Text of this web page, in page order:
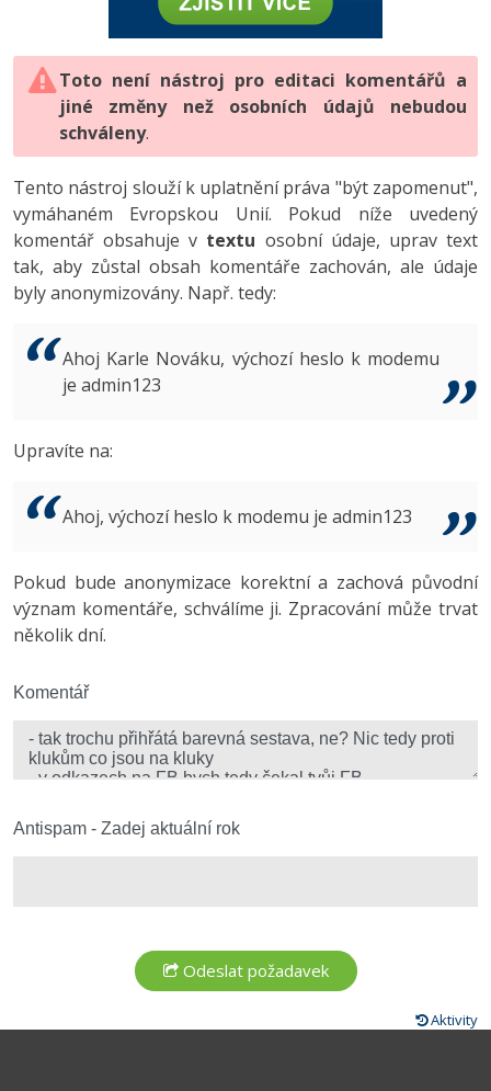
HTML5, CSS3, Bootstrap, SEO
SQL a databáze
Testování a verzování
UML a návrhové vzory
React
Spring
ASP.NET MVC
Best practices
PHP
JavaScript
Python
HTML / CSS
UML a návrhové vzory
MySQL/MariaDB
MS-SQL
Vývojář mobilních aplikací
C# Game developer
Tester
Systémový administrátor
3D grafik
Copywriter
WordPress specialista
-80%
JavaScript -80%
PHP -80%
Swift -80%
Kotlin -80%
VB.NET
Algoritmy -41%
Umělá inteligence (AI) -10%
Fórum
Digitální gramotnost
Marketing
WordPress
SEO
UX
Business
Copywriting
Windows
Kybernetická bezpečnost
Photoshop -80%
Adobe Illustrator -80%
Adobe Lightroom
Adobe XD
Adobe InDesign -25%
Adobe After Effects
Inkscape
Fórum
Toto není nástroj pro editaci komentářů a
jiné změny než osobních údajů nebudou
schváleny.
Tento nástroj slouží k uplatnění práva "být zapomenut",
vymáhaném Evropskou Unií. Pokud níže uvedený
komentář obsahuje v textu osobní údaje, uprav text
tak, aby zůstal obsah komentáře zachován, ale údaje
byly anonymizovány. Např. tedy:
Ahoj Karle Nováku, výchozí heslo k modemu
je admin123
Upravíte na:
Ahoj, výchozí heslo k modemu je admin123
Pokud bude anonymizace korektní a zachová původní
význam komentáře, schválíme ji. Zpracování může trvat
několik dní.
Komentář
Antispam - Zadej aktuální rok
Aktivity